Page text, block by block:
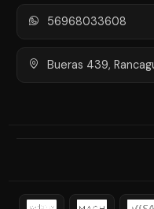
56968033608
Bueras 439,